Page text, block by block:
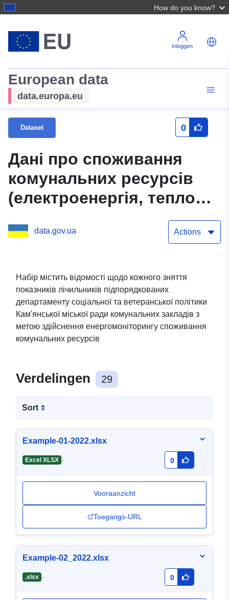
How do you know?
Inloggen
European data
data.europa.eu
Dataset 0
Дані про споживання
комунальних ресурсів
(електроенергія, теплова
енергія, природний газ,
тверде паливо, холодна
комунальними
підприємствами,
установами (закладами)
та організаціями
data.gov.ua Actions
Набір містить відомості щодо кожного зняття
показників лічильників підпорядкованих
департаменту соціальної та ветеранської політики
Кам'янської міської ради комунальних закладів з
метою здійснення енергомоніторингу споживання
комунальних ресурсів
Verdelingen 29
Sort
Example-01-2022.xlsx
Excel XLSX - 0
Vooraanzicht
Toegangs-URL
Example-02_2022.xlsx
.xlsx - 0